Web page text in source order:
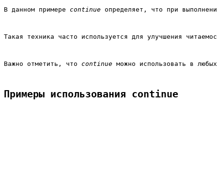
В данном примере continue определяет, что при
Такая техника часто используется для улучшения
Важно отметить, что continue можно использовать в
Примеры использования continue